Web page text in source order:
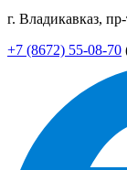
г. Владикавказ,
+7 (8672) 55-08-70